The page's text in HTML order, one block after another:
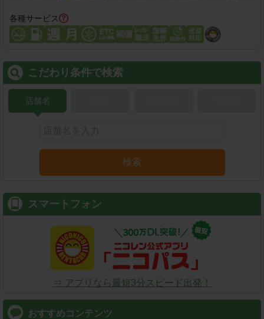
各種サービス
こだわり条件で検索
店舗名
検索
スマートフォン
⇒ アプリなら最短3分スピード出発！
おすすめコンテンツ